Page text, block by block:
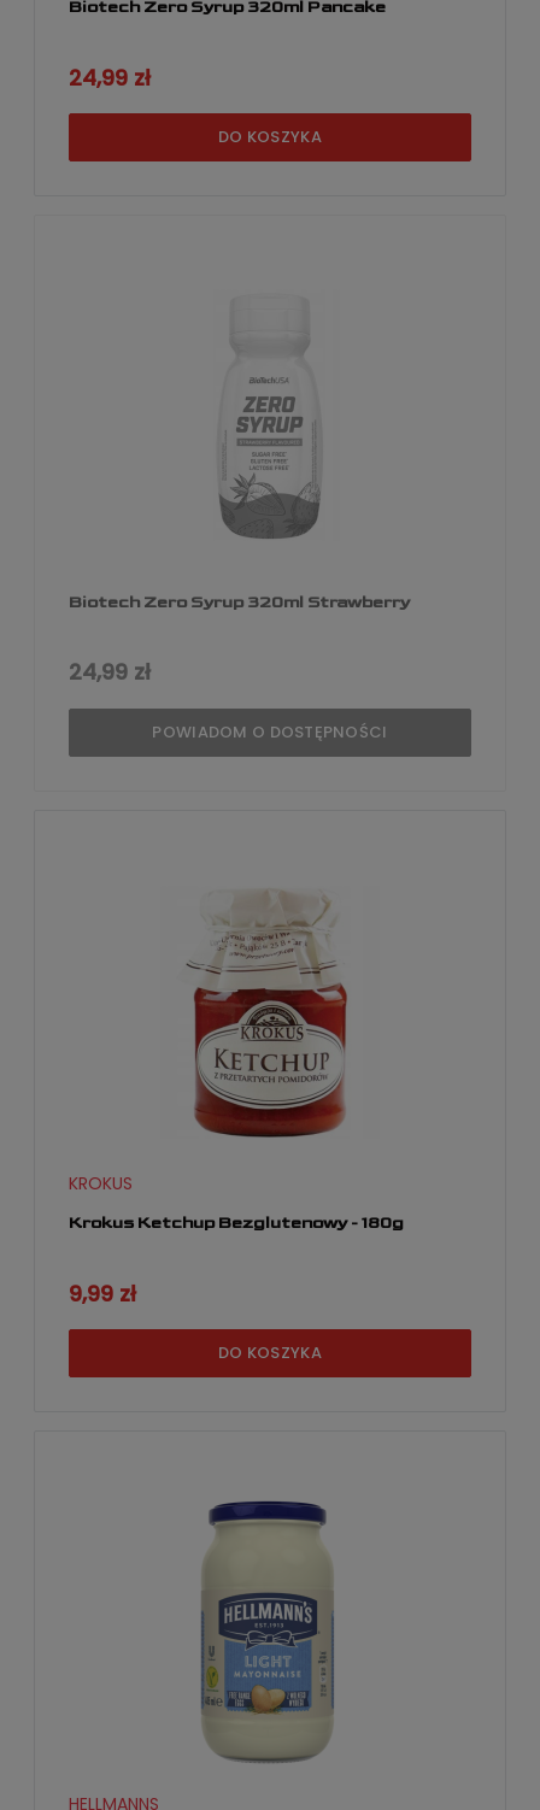
Biotech Zero Syrup 320ml Pancake
24,99 zł
DO KOSZYKA
Biotech Zero Syrup 320ml Strawberry
24,99 zł
POWIADOM O DOSTĘPNOŚCI
Krokus Ketchup Bezglutenowy - 180g
KROKUS
9,99 zł
DO KOSZYKA
HELLMANNS